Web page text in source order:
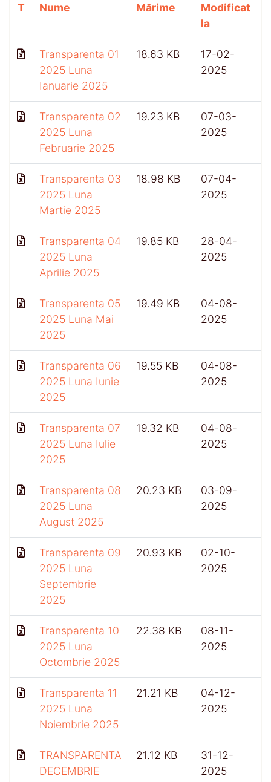
T Nume Mărime
Modificat
la
Transparenta 01
2025 Luna
Ianuarie 2025
18.63 KB
17-02-
2025
Transparenta 02
2025 Luna
Februarie 2025
19.23 KB
07-03-
2025
Transparenta 03
2025 Luna
Martie 2025
18.98 KB
07-04-
2025
Transparenta 04
2025 Luna
Aprilie 2025
19.85 KB
28-04-
2025
Transparenta 05
2025 Luna Mai
2025
19.49 KB
04-08-
2025
Transparenta 06
2025 Luna Iunie
2025
19.55 KB
04-08-
2025
Transparenta 07
2025 Luna Iulie
2025
19.32 KB
04-08-
2025
Transparenta 08
2025 Luna
August 2025
20.23 KB
03-09-
2025
Transparenta 09
2025 Luna
Septembrie
2025
20.93 KB
02-10-
2025
Transparenta 10
2025 Luna
Octombrie 2025
22.38 KB
08-11-
2025
Transparenta 11
2025 Luna
Noiembrie 2025
21.21 KB
04-12-
2025
TRANSPARENTA
DECEMBRIE
21.12 KB
31-12-
2025